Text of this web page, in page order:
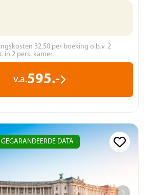
32,50 per boeking o.b.v. 2
in 2 pers. kamer.
v.a.595.-
GEGARANDEERDE DATA